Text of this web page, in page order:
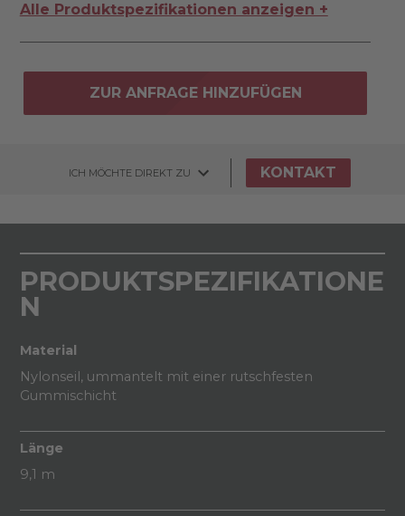
Alle Produktspezifikationen anzeigen +
ZUR ANFRAGE HINZUFÜGEN
ICH MÖCHTE DIREKT ZU KONTAKT
PRODUKTSPEZIFIKATIONE
N
Material
Nylonseil, ummantelt mit einer rutschfesten
Gummischicht
Länge
9,1 m